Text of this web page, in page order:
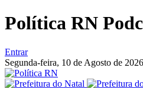
Política RN
Entrar
Segunda-feira, 10 de Agosto de 2026